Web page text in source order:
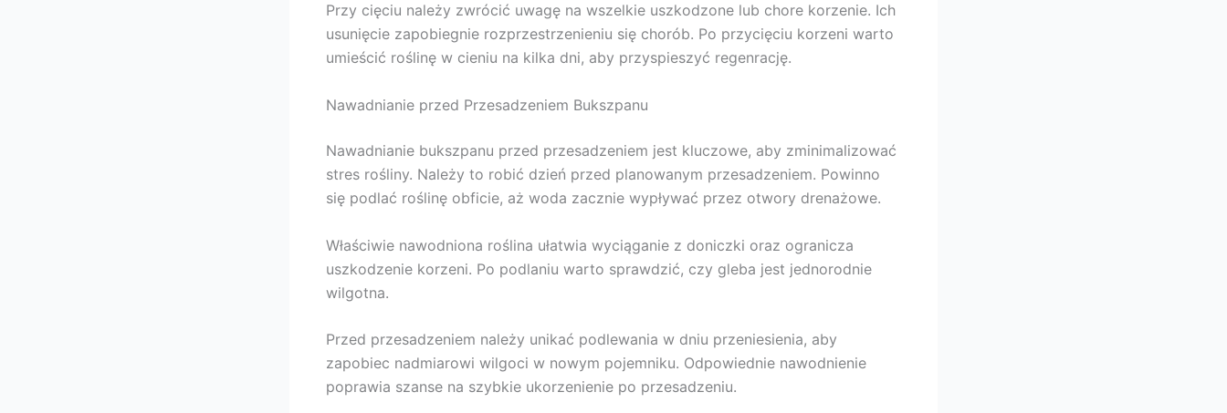
Przy cięciu należy zwrócić uwagę na wszelkie uszkodzone lub chore korzenie. Ich
usunięcie zapobiegnie rozprzestrzenieniu się chorób. Po przycięciu korzeni warto
umieścić roślinę w cieniu na kilka dni, aby przyspieszyć regenrację.
Nawadnianie przed Przesadzeniem Bukszpanu
Nawadnianie bukszpanu przed przesadzeniem jest kluczowe, aby zminimalizować
stres rośliny. Należy to robić dzień przed planowanym przesadzeniem. Powinno
się podlać roślinę obficie, aż woda zacznie wypływać przez otwory drenażowe.
Właściwie nawodniona roślina ułatwia wyciąganie z doniczki oraz ogranicza
uszkodzenie korzeni. Po podlaniu warto sprawdzić, czy gleba jest jednorodnie
wilgotna.
Przed przesadzeniem należy unikać podlewania w dniu przeniesienia, aby
zapobiec nadmiarowi wilgoci w nowym pojemniku. Odpowiednie nawodnienie
poprawia szanse na szybkie ukorzenienie po przesadzeniu.